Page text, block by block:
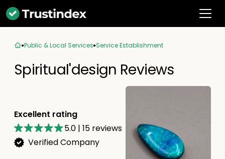
Public & Local Services Service Establishment
Spiritual'design Reviews
Excellent rating
5.0 | 15 reviews
Verified Company